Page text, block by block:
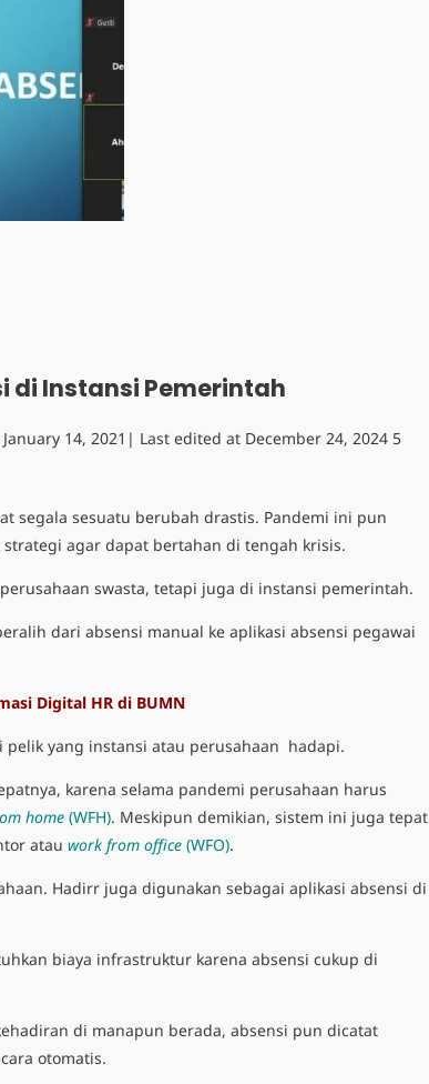
di Instansi Pemerintah
January 14, 2021 | Last edited at December 24, 2024 5
segala sesuatu berubah drastis. Pandemi ini pun
agar dapat bertahan di tengah krisis.
swasta, tetapi juga di instansi pemerintah.
dari absensi manual ke aplikasi absensi pegawai
Digital HR di BUMN
yang instansi atau perusahaan hadapi.
karena selama pandemi perusahaan harus
home (WFH). Meskipun demikian, sistem ini juga tepat
atau work from office (WFO).
Hadirr juga digunakan sebagai aplikasi absensi di
biaya infrastruktur karena absensi cukup di
di manapun berada, absensi pun dicatat
otomatis.